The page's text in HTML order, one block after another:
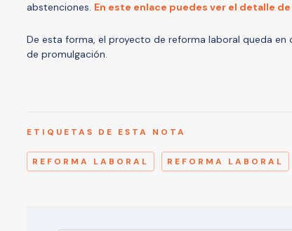
abstenciones. En este enlace puedes ver el detalle
De esta forma, el proyecto de reforma laboral queda en
de promulgación.
ETIQUETAS DE ESTA NOTA
REFORMA LABORAL REFORMA LABORAL